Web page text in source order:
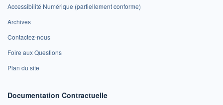
Accessibilité Numérique (partiellement conforme)
Archives
Contactez-nous
Foire aux Questions
Plan du site
Documentation Contractuelle